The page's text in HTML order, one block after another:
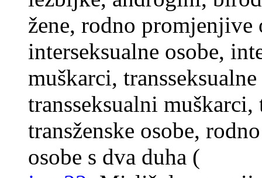
žene, rodno
interseksualne osobe,
muškarci,
transseksualni muškarci,
transženske osobe,
osobe s dva duha (